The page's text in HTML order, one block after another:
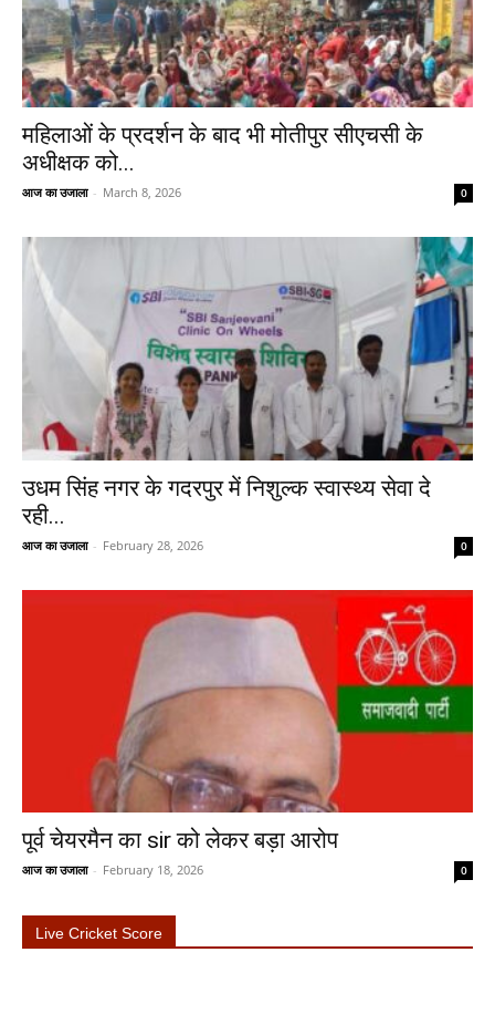
महिलाओं के प्रदर्शन के बाद भी मोतीपुर सीएचसी के
अधीक्षक को...
आज का उजाला - March 8, 2026 0
उधम सिंह नगर के गदरपुर में निशुल्क स्वास्थ्य सेवा दे
रही...
आज का उजाला - February 28, 2026 0
पूर्व चेयरमैन का sir को लेकर बड़ा आरोप
आज का उजाला - February 18, 2026 0
Live Cricket Score